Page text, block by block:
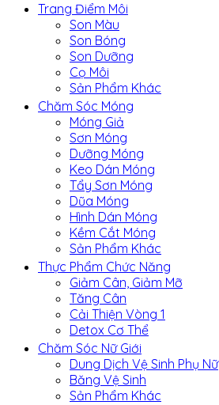
Trang Điểm Môi
Son Màu
Son Bóng
Son Dưỡng
Cọ Môi
Sản Phẩm Khác
Chăm Sóc Móng
Móng Giả
Sơn Móng
Dưỡng Móng
Keo Dán Móng
Tẩy Sơn Móng
Dũa Móng
Hình Dán Móng
Kềm Cắt Móng
Sản Phẩm Khác
Thực Phẩm Chức Năng
Giảm Cân, Giảm Mỡ
Tăng Cân
Cải Thiện Vòng 1
Detox Cơ Thể
Chăm Sóc Nữ Giới
Dung Dịch Vệ Sinh Phụ Nữ
Băng Vệ Sinh
Sản Phẩm Khác